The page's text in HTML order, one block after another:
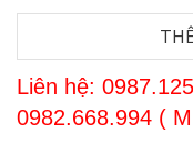
Liên hệ:
0982.668.994 (